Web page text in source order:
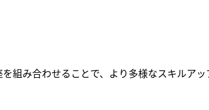
組み合わせることで、より多様なスキルア